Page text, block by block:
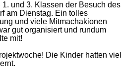
und 3. Klassen der Besuch des
am Dienstag. Ein tolles
und viele Mitmachakionen
gut organisiert und rundum
mit!
Die Kinder hatten viel